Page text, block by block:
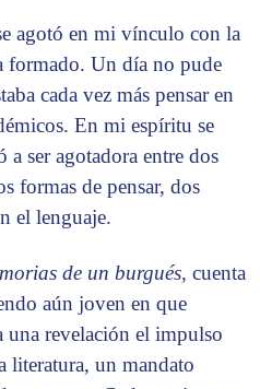
agotó en mi vínculo con la
formado. Un día no pude
cada vez más pensar en
En mi espíritu se
ser agotadora entre dos
formas de pensar, dos
el lenguaje.
de un burgués, cuenta
aún joven en que
una revelación el impulso
literatura, un mandato